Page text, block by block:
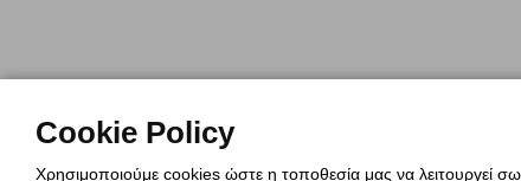
Cookie Policy
Χρησιμοποιούμε cookies ώστε η τοποθεσία μας να λειτουργεί